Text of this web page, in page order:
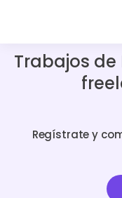
Trabajos de
Regístrate y